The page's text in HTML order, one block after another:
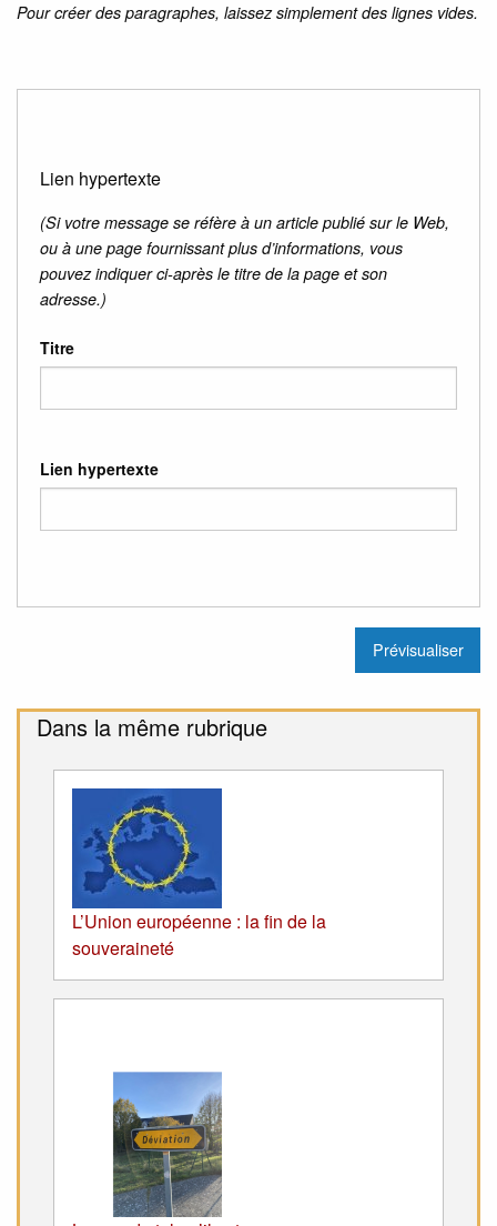
Pour créer des paragraphes, laissez simplement des lignes vides.
Lien hypertexte
(Si votre message se réfère à un article publié sur le Web,
ou à une page fournissant plus d’informations, vous
pouvez indiquer ci-après le titre de la page et son
adresse.)
Titre
Lien hypertexte
Dans la même rubrique
L’Union européenne : la fin de la
souveraineté